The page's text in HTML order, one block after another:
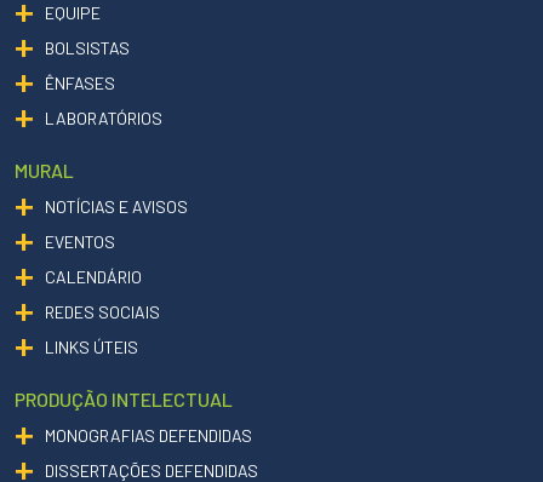
EQUIPE
BOLSISTAS
ÊNFASES
LABORATÓRIOS
MURAL
NOTÍCIAS E AVISOS
EVENTOS
CALENDÁRIO
REDES SOCIAIS
LINKS ÚTEIS
PRODUÇÃO INTELECTUAL
MONOGRAFIAS DEFENDIDAS
DISSERTAÇÕES DEFENDIDAS